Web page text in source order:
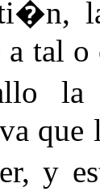
a tal
la
que
y